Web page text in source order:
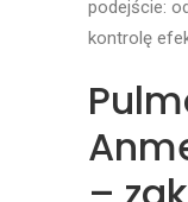
podejście:
kontrolę